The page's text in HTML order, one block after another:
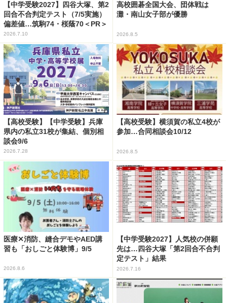
【中学受験2027】四谷大塚、第2
回合不合判定テスト（7/5実施）
偏差値…筑駒74・桜蔭70＜PR＞
2026.7.10
高校囲碁全国大会、団体戦は
灘・南山女子部が優勝
2026.8.5
【高校受験】【中学受験】兵庫
県内の私立31校が集結、個別相
談会9/6
2026.7.28
【高校受験】横須賀の私立4校が
参加…合同相談会10/12
2026.8.5
医療✕消防、縫合デモやAED講
習も「おしごと体験博」9/5
2026.8.6
【中学受験2027】人気校の併願
先は…四谷大塚「第2回合不合判
定テスト」結果
2026.7.16